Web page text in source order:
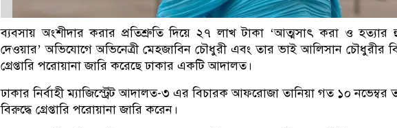
ব্যবসায় অংশীদার করার প্রতিশ্রুতি দিয়ে ২৭ লাখ টাকা ‘আত্মসাৎ করা ও হত্যার
দেওয়ার’ অভিযোগে অভিনেত্রী মেহজাবিন চৌধুরী এবং তার ভাই আলিসান চৌধুরীর
গ্রেপ্তারি পরোয়ানা জারি করেছে ঢাকার একটি আদালত।
ঢাকার নির্বাহী ম্যাজিস্ট্রেট আদালত-৩ এর বিচারক আফরোজা তানিয়া গত ১০ নভেম্বর
বিরুদ্ধে গ্রেপ্তারি পরোয়ানা জারি করেন।